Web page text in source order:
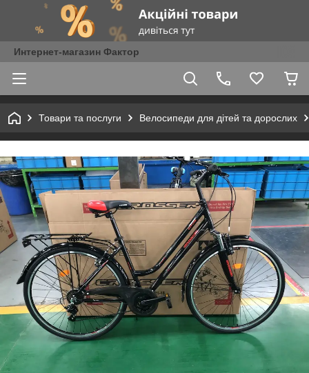
Интернет-магазин Фактор
Товари та послуги Велосипеди для дітей та дорослих